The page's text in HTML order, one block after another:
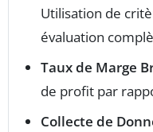
Utilisation de
évaluation
Taux de Marge
de profit par
Collecte de